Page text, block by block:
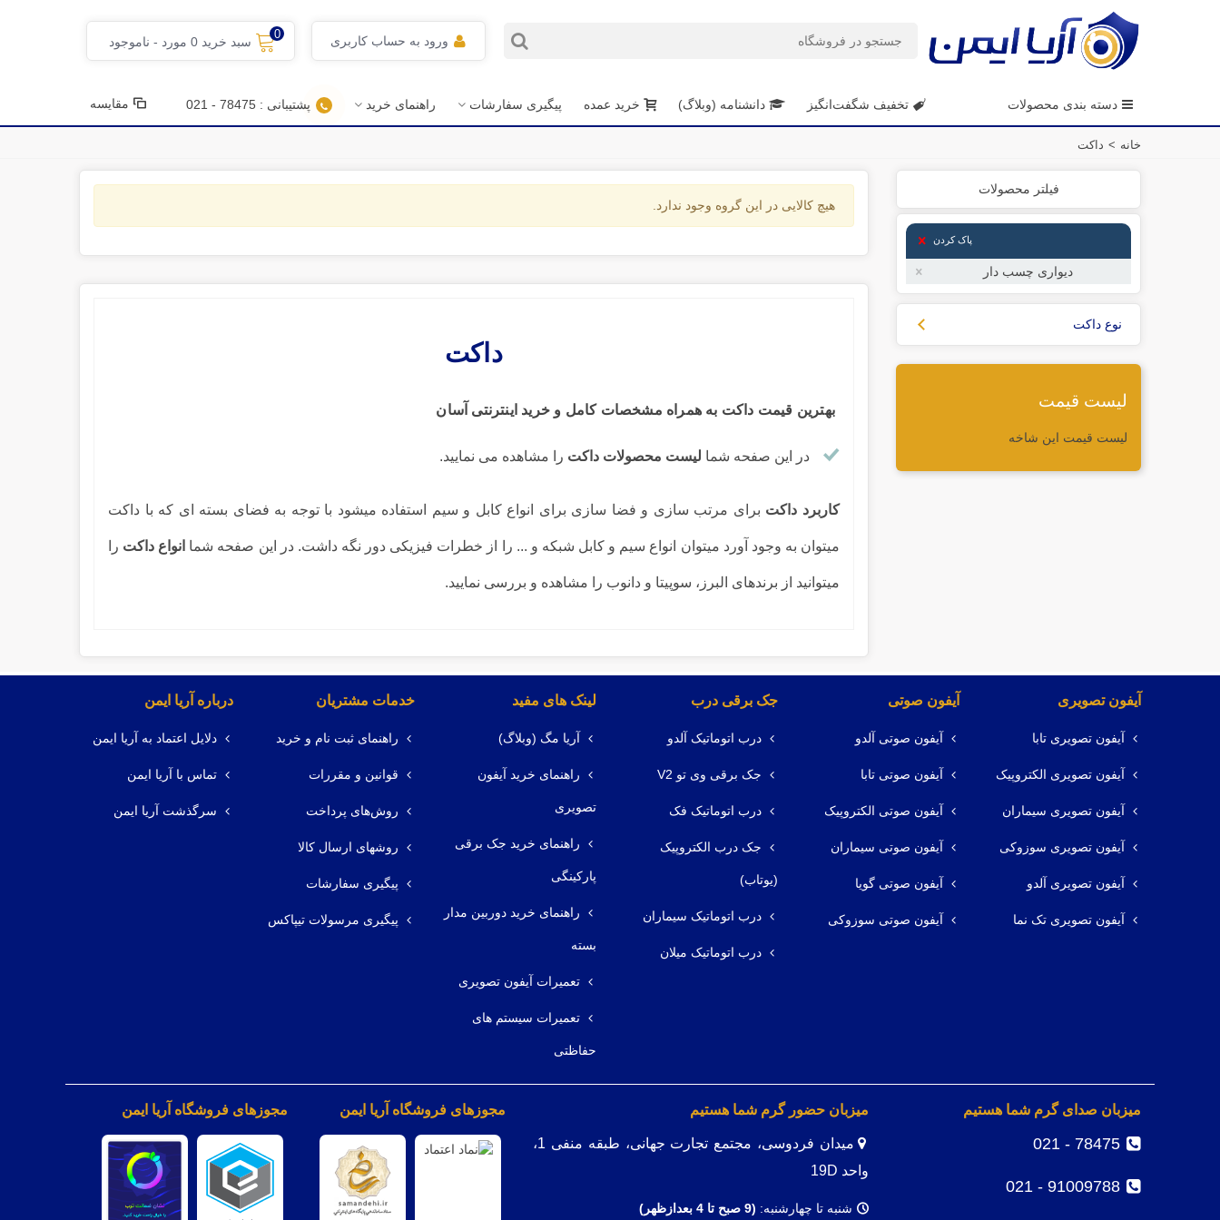
ورود به حساب کاربری
0
سبد خرید 0 مورد - ناموجود
دسته بندی محصولات تخفیف شگفت‌انگیز دانشنامه (وبلاگ) خرید عمده پیگیری سفارشات راهنمای خرید پشتیبانی : 78475 - 021 مقایسه
خانه > داکت
فیلتر محصولات
پاک کردن
دیواری چسب دار
نوع داکت
لیست قیمت
لیست قیمت این شاخه
هیچ کالایی در این گروه وجود ندارد.
داکت
بهترین قیمت داکت به همراه مشخصات کامل و خرید اینترنتی آسان
در این صفحه شما لیست محصولات داکت را مشاهده می نمایید.
کاربرد داکت برای مرتب سازی و فضا سازی برای انواع کابل و سیم استفاده میشود با توجه به فضای بسته ای که با داکت
میتوان به وجود آورد میتوان انواع سیم و کابل شبکه و ... را از خطرات فیزیکی دور نگه داشت. در این صفحه شما انواع داکت را
میتوانید از برندهای البرز، سوپیتا و دانوب را مشاهده و بررسی نمایید.
آیفون تصویری
آیفون تصویری تابا
آیفون تصویری الکتروپیک
آیفون تصویری سیماران
آیفون تصویری سوزوکی
آیفون تصویری آلدو
آیفون تصویری تک نما
آیفون صوتی
آیفون صوتی آلدو
آیفون صوتی تابا
آیفون صوتی الکتروپیک
آیفون صوتی سیماران
آیفون صوتی گویا
آیفون صوتی سوزوکی
جک برقی درب
درب اتوماتیک آلدو
جک برقی وی تو V2
درب اتوماتیک فک
جک درب الکتروپیک
(یوتاب)
درب اتوماتیک سیماران
درب اتوماتیک میلان
لینک های مفید
آریا مگ (وبلاگ)
راهنمای خرید آیفون
تصویری
راهنمای خرید جک برقی
پارکینگی
راهنمای خرید دوربین مدار
بسته
تعمیرات آیفون تصویری
تعمیرات سیستم های
حفاظتی
خدمات مشتریان
راهنمای ثبت نام و خرید
قوانین و مقررات
روش‌های پرداخت
روشهای ارسال کالا
پیگیری سفارشات
پیگیری مرسولات تیپاکس
درباره آریا ایمن
دلایل اعتماد به آریا ایمن
تماس با آریا ایمن
سرگذشت آریا ایمن
میزبان صدای گرم شما هستیم
78475 - 021
91009788 - 021
میزبان حضور گرم شما هستیم
میدان فردوسی، مجتمع تجارت جهانی، طبقه منفی 1،
واحد 19D
شنبه تا چهارشنبه: (9 صبح تا 4 بعدازظهر)
مجوزهای فروشگاه آریا ایمن مجوزهای فروشگاه آریا ایمن